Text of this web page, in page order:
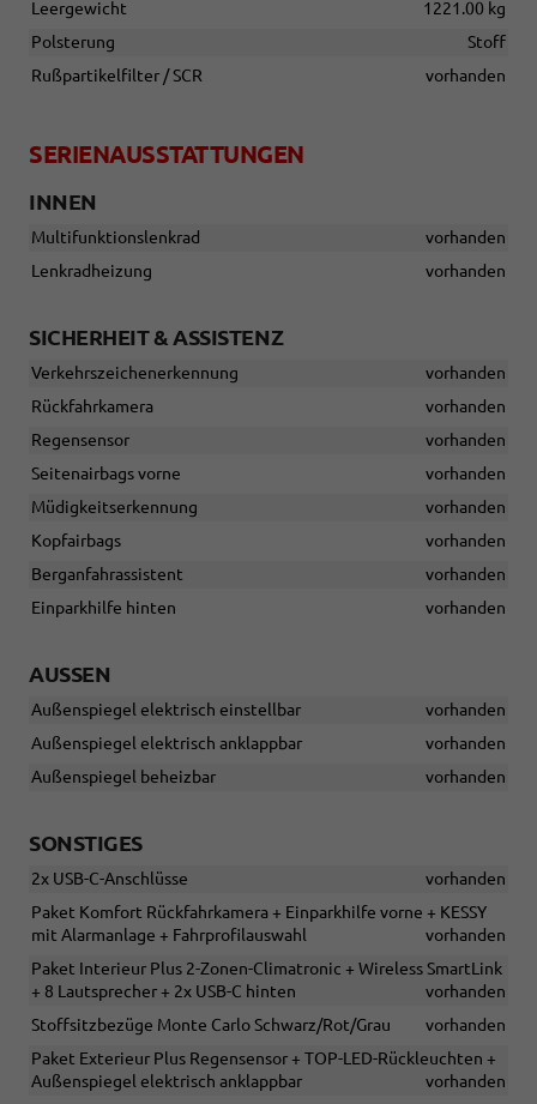
Leergewicht
1221.00 kg
Polsterung
Stoff
Rußpartikelfilter / SCR
vorhanden
SERIENAUSSTATTUNGEN
INNEN
Multifunktionslenkrad
vorhanden
Lenkradheizung
vorhanden
SICHERHEIT & ASSISTENZ
Verkehrszeichenerkennung
vorhanden
Rückfahrkamera
vorhanden
Regensensor
vorhanden
Seitenairbags vorne
vorhanden
Müdigkeitserkennung
vorhanden
Kopfairbags
vorhanden
Berganfahrassistent
vorhanden
Einparkhilfe hinten
vorhanden
AUSSEN
Außenspiegel elektrisch einstellbar
vorhanden
Außenspiegel elektrisch anklappbar
vorhanden
Außenspiegel beheizbar
vorhanden
SONSTIGES
2x USB-C-Anschlüsse
vorhanden
Paket Komfort Rückfahrkamera + Einparkhilfe vorne + KESSY
mit Alarmanlage + Fahrprofilauswahl
vorhanden
Paket Interieur Plus 2-Zonen-Climatronic + Wireless SmartLink
+ 8 Lautsprecher + 2x USB-C hinten
vorhanden
Stoffsitzbezüge Monte Carlo Schwarz/Rot/Grau
vorhanden
Paket Exterieur Plus Regensensor + TOP-LED-Rückleuchten +
Außenspiegel elektrisch anklappbar
vorhanden